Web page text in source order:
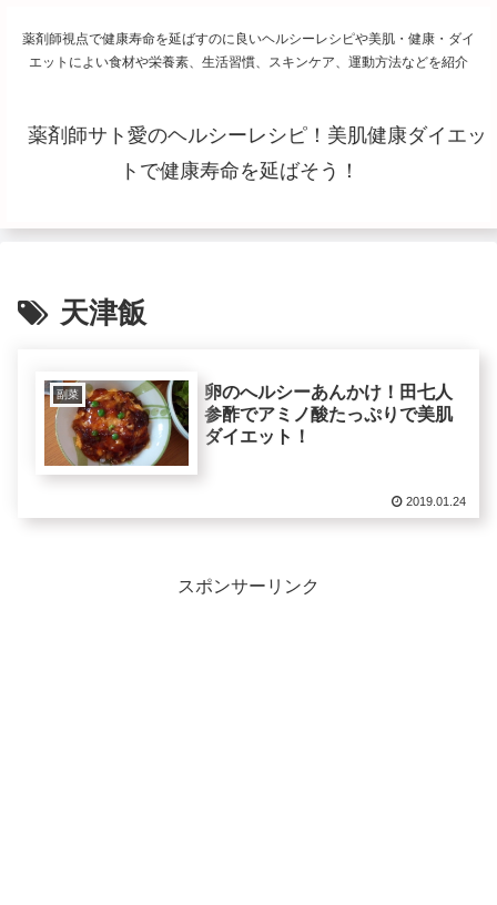
薬剤師視点で健康寿命を延ばすのに良いヘルシーレシピや美肌・健康・ダイ
エットによい食材や栄養素、生活習慣、スキンケア、運動方法などを紹介
薬剤師サト愛のヘルシーレシピ！美肌健康ダイエッ
トで健康寿命を延ばそう！
天津飯
副菜
卵のへルシーあんかけ！田七人
参酢でアミノ酸たっぷりで美肌
ダイエット！
2019.01.24
スポンサーリンク